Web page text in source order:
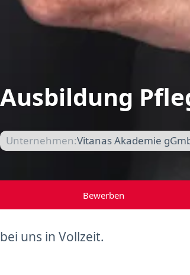
Ausbildung
Unternehmen:Vitanas Akademie
Bewerben
bei uns in Vollzeit.